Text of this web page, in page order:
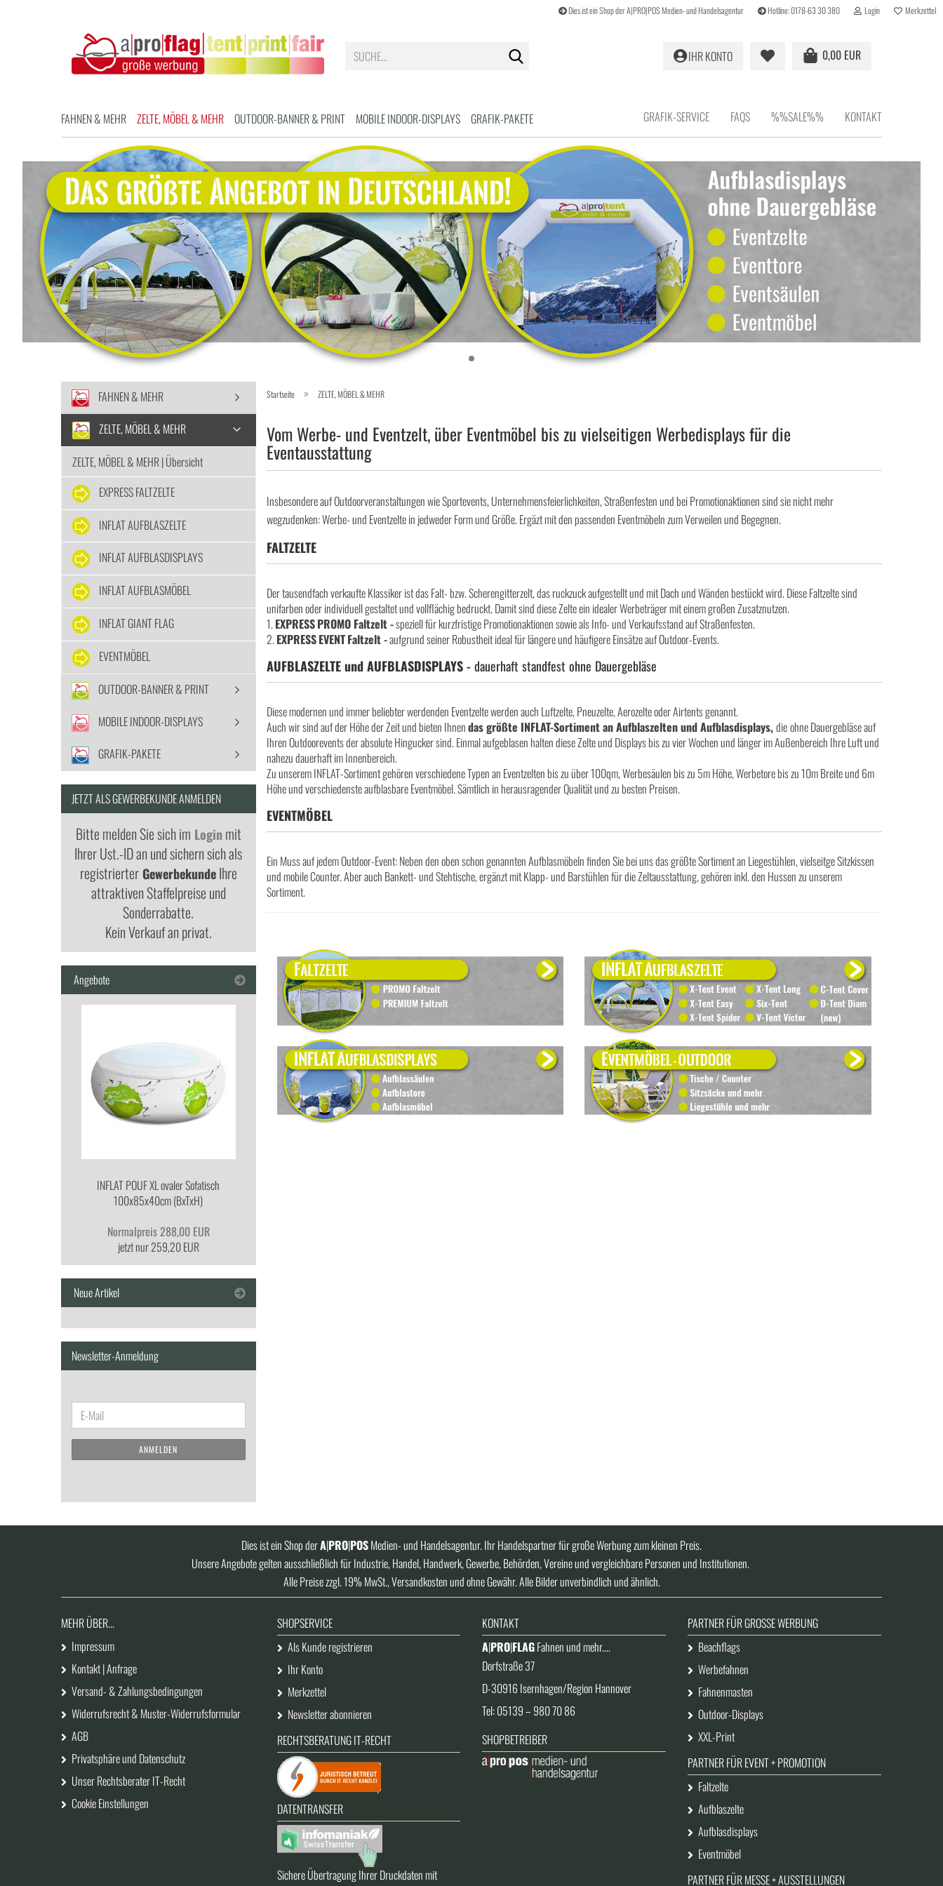
Dies ist ein Shop der A|PRO|POS Medien- und Handelsagentur Hotline: 0178-63 30 380 Login Merkzettel
0,00 EUR
IHR KONTO
FAHNEN & MEHR ZELTE, MÖBEL & MEHR OUTDOOR-BANNER & PRINT MOBILE INDOOR-DISPLAYS GRAFIK-PAKETE GRAFIK-SERVICE FAQS %%SALE%% KONTAKT
Startseite » ZELTE, MÖBEL & MEHR
Vom Werbe- und Eventzelt, über Eventmöbel bis zu vielseitigen Werbedisplays für die
Eventausstattung
Insbesondere auf Outdoorveranstaltungen wie Sportevents, Unternehmensfeierlichkeiten, Straßenfesten und bei Promotionaktionen sind sie nicht mehr
wegzudenken: Werbe- und Eventzelte in jedweder Form und Größe. Ergäzt mit den passenden Eventmöbeln zum Verweilen und Begegnen.
FALTZELTE
Der tausendfach verkaufte Klassiker ist das Falt- bzw. Scherengitterzelt, das ruckzuck aufgestellt und mit Dach und Wänden bestückt wird. Diese Faltzelte sind
unifarben oder individuell gestaltet und vollflächig bedruckt. Damit sind diese Zelte ein idealer Werbeträger mit einem großen Zusatznutzen.
1.EXPRESSPROMO Faltzelt -speziell für kurzfristige Promotionaktionen sowie als Info- und Verkaufsstand auf Straßenfesten.
2.EXPRESSEVENTFaltzelt -aufgrund seiner Robustheit ideal für längere und häufigere Einsätze auf Outdoor-Events.
AUFBLASZELTE und AUFBLASDISPLAYS -dauerhaft standfest ohne Dauergebläse
Diese modernen und immer beliebter werdenden Eventzelte werden auch Luftzelte, Pneuzelte, Aerozelte oder Airtents genannt.
Auch wir sind auf der Höhe der Zeit und bieten Ihnendas größte INFLAT-Sortiment an Aufblaszelten und Aufblasdisplays,dieohne Dauergebläse auf
Ihren Outdoorevents der absolute Hingucker sind. Einmal aufgeblasen halten diese Zelte und Displays bis zu vier Wochen und länger im Außenbereich Ihre Luft und
nahezu dauerhaft im Innenbereich.
Zu unserem INFLAT-Sortiment gehören verschiedene Typen an Eventzelten bis zu über 100qm, Werbesäulen bis zu 5m Höhe, Werbetore bis zu 10m Breite und 6m
Höhe und verschiedenste aufblasbare Eventmöbel. Sämtlich in herausragender Qualität und zu besten Preisen.
EVENTMÖBEL
Ein Muss auf jedem Outdoor-Event: Neben den oben schon genannten Aufblasmöbeln finden Sie bei uns das größte Sortiment an Liegestühlen, vielseitge Sitzkissen
und mobile Counter. Aber auch Bankett- und Stehtische, ergänzt mit Klapp- und Barstühlen für die Zeltausstattung, gehören inkl. den Hussen zu unserem
Sortiment.
FAHNEN & MEHR
ZELTE, MÖBEL & MEHR
ZELTE, MÖBEL & MEHR | Übersicht
EXPRESS FALTZELTE
INFLAT AUFBLASZELTE
INFLAT AUFBLASDISPLAYS
INFLAT AUFBLASMÖBEL
INFLAT GIANT FLAG
EVENTMÖBEL
OUTDOOR-BANNER & PRINT
MOBILE INDOOR-DISPLAYS
GRAFIK-PAKETE
JETZT ALS GEWERBEKUNDE ANMELDEN
Bitte melden Sie sich im Loginmit
Ihrer Ust.-ID an und sichern sich als
registrierterGewerbekundeIhre
attraktiven Staffelpreise und
Sonderrabatte.
Kein Verkauf an privat.
Angebote
IN­FLAT POUF XL ova­ler So­fa­tisch
100x85x40cm (BxTxH)
Normalpreis 288,00 EUR
jetzt nur 259,20 EUR
Neue Artikel
Newsletter-Anmeldung
WEITER
ZUR
NEWSLETTER-
E-
Mail
ANMELDEN
Dies ist ein Shop derA|PRO|POSMedien- und Handelsagentur. Ihr Handelspartner für große Werbung zum kleinen Preis.
Unsere Angebote gelten ausschließlich für Industrie, Handel, Handwerk, Gewerbe, Behörden, Vereine und vergleichbare Personen und Institutionen.
Alle Preise zzgl. 19% MwSt., Versandkosten und ohne Gewähr. Alle Bilder unverbindlich und ähnlich.
MEHR ÜBER...
Impressum
Kontakt | Anfrage
Versand- & Zahlungsbedingungen
Widerrufsrecht & Muster-Widerrufsformular
AGB
Privatsphäre und Datenschutz
Unser Rechtsberater IT-Recht
Cookie Einstellungen
SHOPSERVICE
Als Kunde registrieren
Ihr Konto
Merkzettel
Newsletter abonnieren
RECHTSBERATUNG IT-RECHT
DATENTRANSFER
Sichere Übertragung Ihrer Druckdaten mit
KONTAKT
A|PRO|FLAGFahnen und mehr....
Dorfstraße 37
D-30916 Isernhagen/Region Hannover
Tel: 05139 – 980 70 86
SHOPBETREIBER
PARTNER FÜR GROSSE WERBUNG
Beachflags
Werbefahnen
Fahnenmasten
Outdoor-Displays
XXL-Print
PARTNER FÜR EVENT + PROMOTION
Faltzelte
Aufblaszelte
Aufblasdisplays
Eventmöbel
PARTNER FÜR MESSE + AUSSTELLUNGEN